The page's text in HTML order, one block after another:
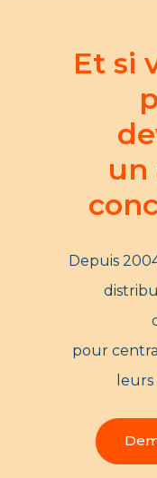
Et si
un
Depuis
pour